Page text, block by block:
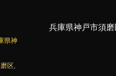
兵庫県神戸市須
県神
区